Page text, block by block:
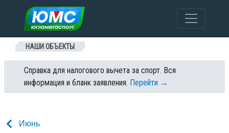
Перейти к содержанию
НАШИ ОБЪЕКТЫ
Справка для налогового вычета за спорт. Вся
информация и бланк заявления. Перейти →
Июнь